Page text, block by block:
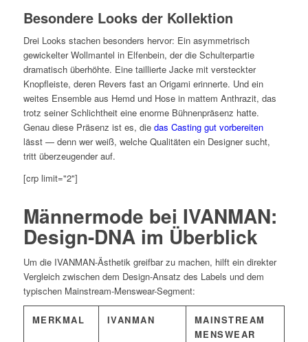
Besondere Looks der Kollektion
Drei Looks stachen besonders hervor: Ein asymmetrisch
gewickelter Wollmantel in Elfenbein, der die Schulterpartie
dramatisch überhöhte. Eine taillierte Jacke mit versteckter
Knopfleiste, deren Revers fast an Origami erinnerte. Und ein
weites Ensemble aus Hemd und Hose in mattem Anthrazit, das
trotz seiner Schlichtheit eine enorme Bühnenpräsenz hatte.
Genau diese Präsenz ist es, die das Casting gut vorbereiten
lässt — denn wer weiß, welche Qualitäten ein Designer sucht,
tritt überzeugender auf.
[crp limit="2"]
Männermode bei IVANMAN:
Design-DNA im Überblick
Um die IVANMAN-Ästhetik greifbar zu machen, hilft ein direkter
Vergleich zwischen dem Design-Ansatz des Labels und dem
typischen Mainstream-Menswear-Segment:
MERKMAL IVANMAN
MAINSTREAM
MENSWEAR